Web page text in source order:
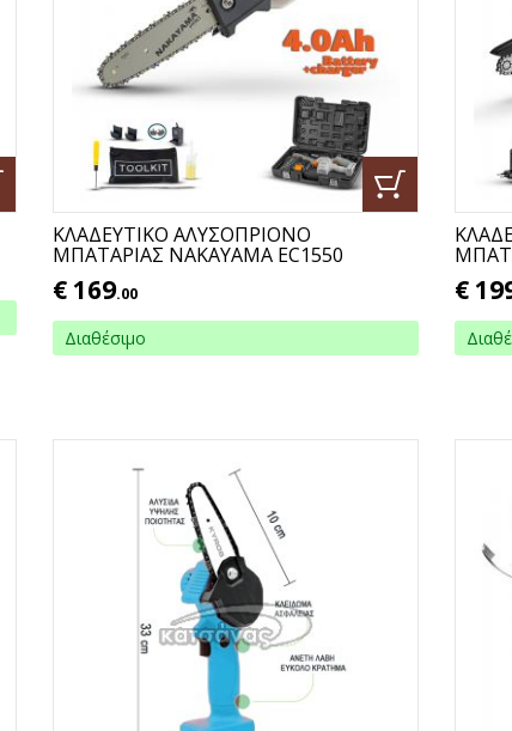
ΚΛΑΔΕΥΤΙΚΟ ΑΛΥΣΟΠΡΙΟΝΟ
ΜΠΑΤΑΡΙΑΣ ΝΑΚΑΥΑΜΑ EC1550
€ 169.00
Διαθέσιμο
€